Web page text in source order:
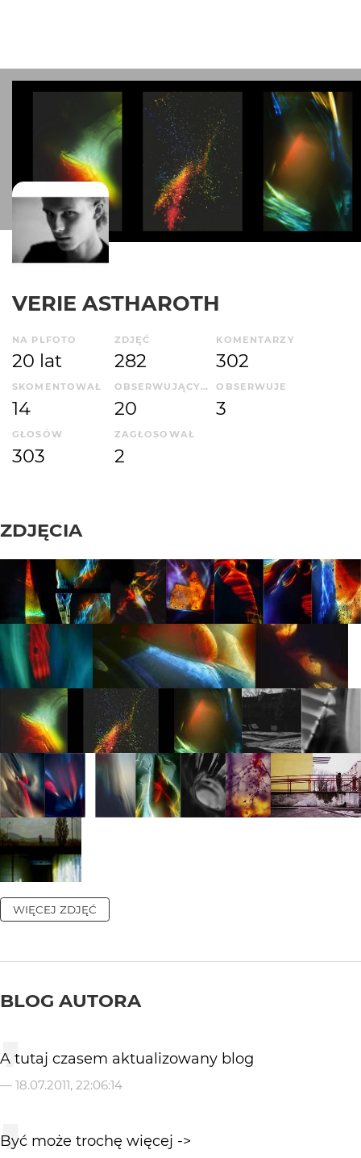
VERIE ASTHAROTH
NA PLFOTO
20 lat
ZDJĘĆ
282
KOMENTARZY
302
SKOMENTOWAŁ
14
OBSERWUJĄCYCH
20
OBSERWUJE
3
GŁOSÓW
303
ZAGŁOSOWAŁ
2
ZDJĘCIA
WIĘCEJ ZDJĘĆ
BLOG AUTORA
A tutaj czasem aktualizowany blog
— 18.07.2011, 22:06:14
Być może trochę więcej ->